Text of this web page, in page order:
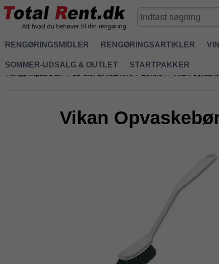
RENGØRINGSMIDLER RENGØRINGSARTIKLER
SOMMER-UDSALG & OUTLET STARTPAKKER
Rengøringsartikler / Børster & Afstøvere / Børster / Vikan
Vikan